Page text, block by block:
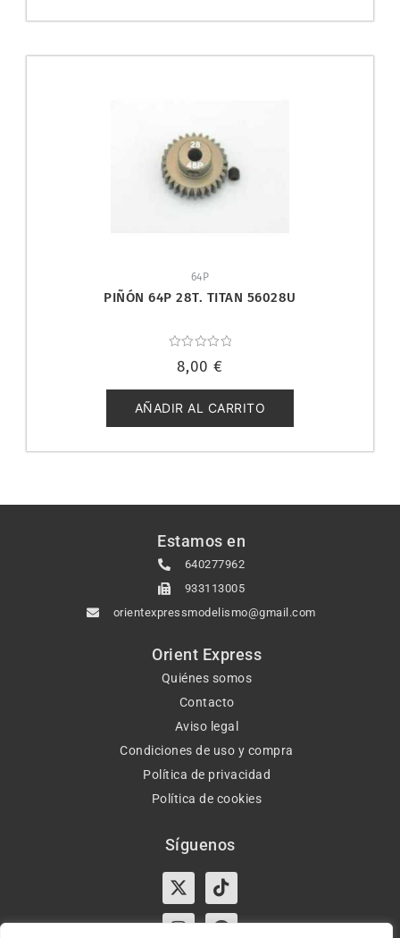
64P
PIÑÓN 64P 28T. TITAN 56028U
con
de
5
8,00 €
AÑADIR AL CARRITO
Estamos en
640277962
933113005
orientexpressmodelismo@gmail.com
Orient Express
Quiénes somos
Contacto
Aviso legal
Condiciones de uso y compra
Política de privacidad
Política de cookies
Síguenos
X-
twitter
Tiktok
InstagramFacebook